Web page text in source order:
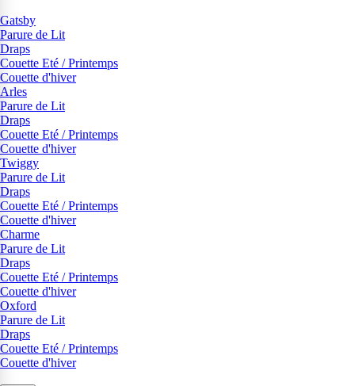
Gatsby
Parure de Lit
Draps
Couette Eté / Printemps
Couette d'hiver
Arles
Parure de Lit
Draps
Couette Eté / Printemps
Couette d'hiver
Twiggy
Parure de Lit
Draps
Couette Eté / Printemps
Couette d'hiver
Charme
Parure de Lit
Draps
Couette Eté / Printemps
Couette d'hiver
Oxford
Parure de Lit
Draps
Couette Eté / Printemps
Couette d'hiver